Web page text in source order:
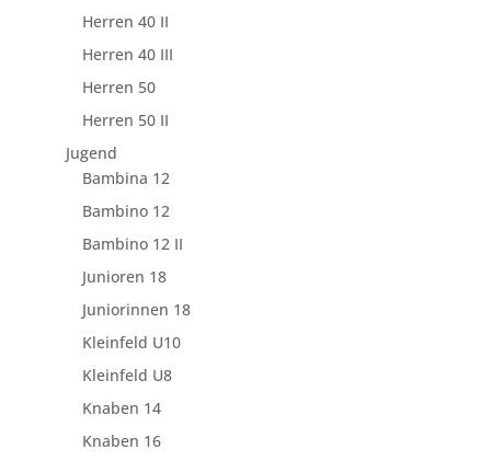
Herren 40 II
Herren 40 III
Herren 50
Herren 50 II
Jugend
Bambina 12
Bambino 12
Bambino 12 II
Junioren 18
Juniorinnen 18
Kleinfeld U10
Kleinfeld U8
Knaben 14
Knaben 16